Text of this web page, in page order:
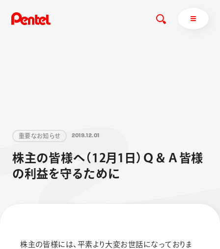
マーカー
シャープペン
その他
ぺんてるについてトップ
メッセージ
重要なお知 らせ 201 9.1 2.01
株主の皆様へ（ 1 2月 1 日 ） Ｑ ＆ Ａ 皆様
の利益を守るために
株主の皆様には、平素より大変お世話になっておりま